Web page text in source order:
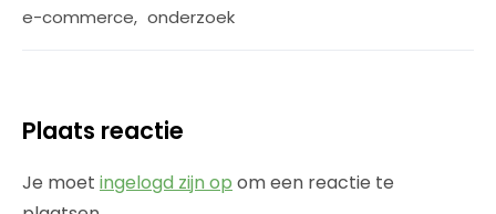
e-commerce, onderzoek
Plaats reactie
Je moet ingelogd zijn op om een reactie te